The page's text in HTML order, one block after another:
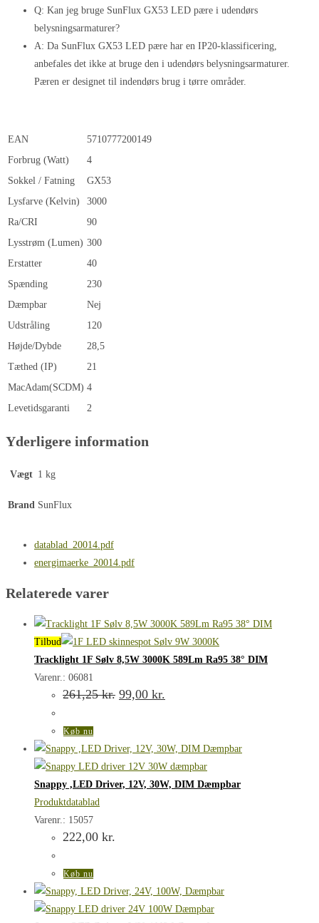
Q: Kan jeg bruge SunFlux GX53 LED pære i udendørs
belysningsarmaturer?
A: Da SunFlux GX53 LED pære har en IP20-klassificering,
anbefales det ikke at bruge den i udendørs belysningsarmaturer.
Pæren er designet til indendørs brug i tørre områder.
EAN
5710777200149
Forbrug (Watt)
4
Sokkel / Fatning
GX53
Lysfarve (Kelvin)
3000
Ra/CRI
90
Lysstrøm (Lumen) 300
Erstatter
40
Spænding
230
Dæmpbar
Nej
Udstråling
120
Højde/Dybde
28,5
Tæthed (IP)
21
MacAdam(SCDM) 4
Levetidsgaranti
2
Yderligere information
Vægt 1 kg
Brand SunFlux
datablad_20014.pdf
energimaerke_20014.pdf
Relaterede varer
Tilbud
Tracklight 1F Sølv 8,5W 3000K 589Lm Ra95 38° DIM
Varenr.: 06081
261,25kr. Den
oprindelige
261,25 kr..
99,00 kr.
aktuelle
99,00 kr..
Køb nu
Snappy ,LED Driver, 12V, 30W, DIM Dæmpbar
Produktdatablad
Varenr.: 15057
222,00 kr.
Køb nu